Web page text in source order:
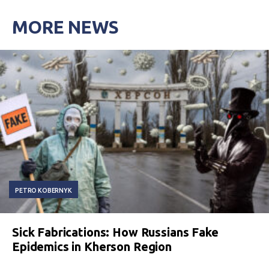
MORE NEWS
PETRO KOBERNYK
Sick Fabrications: How Russians Fake
Epidemics in Kherson Region